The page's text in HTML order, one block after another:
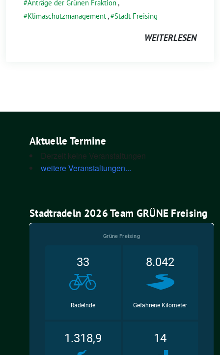
Anträge der Grünen Fraktion,
Klimaschutzmanagement, Stadt Freising
WEITERLESEN
Aktuelle Termine
Derzeit keine Veranstaltungen
weitere Veranstaltungen...
Stadtradeln 2026 Team GRÜNE Freising